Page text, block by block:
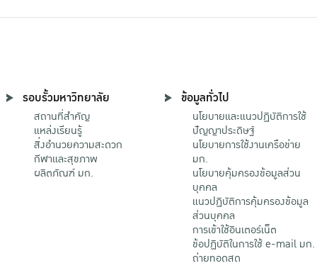
รอบรั้วมหาวิทยาลัย
สถานที่สำคัญ
แหล่งเรียนรู้
สิ่งอำนวยความสะดวก
กีฬาและสุขภาพ
ผลิตภัณฑ์ มก.
ข้อมูลทั่วไป
นโยบายและแนวปฏิบัติการใช้
ปัญญาประดิษฐ์
นโยบายการใช้งานเครือข่าย
มก.
นโยบายคุ้มครองข้อมูลส่วน
บุคคล
แนวปฏิบัติการคุ้มครองข้อมูล
ส่วนบุคคล
การเข้าใช้อินเตอร์เน็ต
ข้อปฏิบัติในการใช้ e-mail มก.
ถ่ายทอดสด